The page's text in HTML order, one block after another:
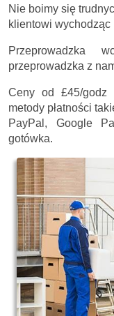
Nie boimy się
klientowi
Przeprowadzka
przeprowadzka z
Ceny od £45/godz
metody płatności
PayPal, Google
gotówka.